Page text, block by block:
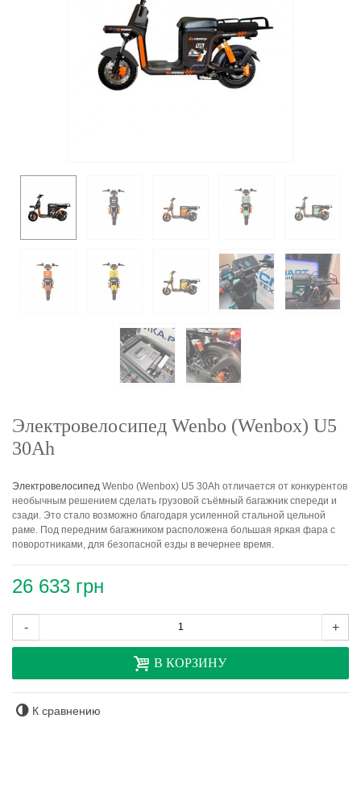
Электровелосипед Wenbo (Wenbox) U5
30Ah
Электровелосипед Wenbo (Wenbox) U5 30Ah отличается от конкурентов
необычным решением сделать грузовой съёмный багажник спереди и
сзади. Это стало возможно благодаря усиленной стальной цельной
раме. Под передним багажником расположена большая яркая фара с
поворотниками, для безопасной езды в вечернее время.
26 633 грн
- +
В КОРЗИНУ
К сравнению